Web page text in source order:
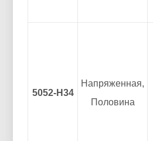
5052-Н34
Напряженная,
Половина